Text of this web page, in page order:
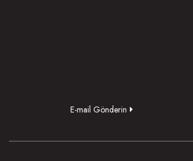
E-mail Gönderin